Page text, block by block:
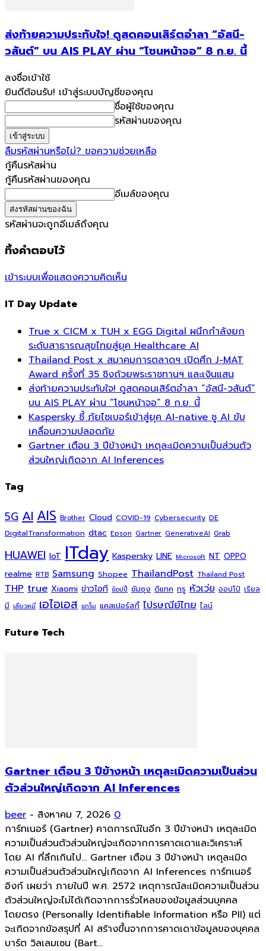
ส่งท้ายความประทับใจ! ดูสดคอนเสิร์ตอำลา “อัสนี-
วสันต์” บน AIS PLAY ผ่าน “โซนหน้าจอ” 8 ก.ย. นี้
ลงชื่อเข้าใช้
ยินดีต้อนรับ! เข้าสู่ระบบบัญชีของคุณ
ชื่อผู้ใช้ของคุณ
รหัสผ่านของคุณ
ลืมรหัสผ่านหรือไม่? ขอความช่วยเหลือ
กู้คืนรหัสผ่าน
กู้คืนรหัสผ่านของคุณ
อีเมล์ของคุณ
รหัสผ่านจะถูกอีเมล์ถึงคุณ
ทิ้งคำตอบไว้
เข้าระบบเพื่อแสดงความคิดเห็น
IT Day Update
True x CICM x TUH x EGG Digital ผนึกกำลังยก
ระดับสาธารณสุขไทยสู่ยุค Healthcare AI
Thailand Post x สมาคมการตลาดฯ เปิดศึก J-MAT
Award ครั้งที่ 35 ชิงถ้วยพระราชทานฯ และเงินแสน
ส่งท้ายความประทับใจ! ดูสดคอนเสิร์ตอำลา “อัสนี-วสันต์”
บน AIS PLAY ผ่าน “โซนหน้าจอ” 8 ก.ย. นี้
Kaspersky ชี้ ภัยไซเบอร์เข้าสู่ยุค AI-native ชู AI ขับ
เคลื่อนความปลอดภัย
Gartner เตือน 3 ปีข้างหน้า เหตุละเมิดความเป็นส่วนตัว
ส่วนใหญ่เกิดจาก AI Inferences
Tag
5G AI AIS Brother Cloud COVID-19 Cybersecurity DE
DigitalTransformation dtac Epson Gartner GenerativeAI Grab
HUAWEI IoT ITday Kaspersky LINE Microsoft NT OPPO
realme RTB Samsung Shopee ThailandPost Thailand Post
THP true Xiaomi ข่าวไอที ช้อปปี้ ซัมซุง ดีแทค ทรู หัวเว่ย ออปโป้ เรียล
มี เสียวหมี่ เอไอเอส แกร็บ แคสเปอร์สกี้ ไปรษณีย์ไทย ไลน์
Future Tech
Gartner เตือน 3 ปีข้างหน้า เหตุละเมิดความเป็นส่วน
ตัวส่วนใหญ่เกิดจาก AI Inferences
beer - สิงหาคม 7, 2026 0
การ์ทเนอร์ (Gartner) คาดการณ์ในอีก 3 ปีข้างหน้า เหตุละเมิด
ความเป็นส่วนตัวส่วนใหญ่จะเกิดจากการคาดเดาและวิเคราะห์
โดย AI ที่ลึกเกินไป... Gartner เตือน 3 ปีข้างหน้า เหตุละเมิด
ความเป็นส่วนตัวส่วนใหญ่เกิดจาก AI Inferences การ์ทเนอร์
อิงก์ เผยว่า ภายในปี พ.ศ. 2572 เหตุการณ์ละเมิดความเป็นส่วน
ตัวส่วนใหญ่จะไม่ได้เกิดจากการรั่วไหลของข้อมูลส่วนบุคคล
โดยตรง (Personally Identifiable Information หรือ PII) แต่
จะเกิดจากข้อสรุปที่ AI สร้างขึ้นจากการคาดเดาข้อมูลของบุคคล
บาร์ต วิลเลมเซน (Bart...